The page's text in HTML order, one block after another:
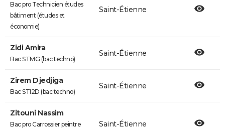
Bac pro Technicien études
bâtiment (études et
économie)
Saint-Étienne
Zidi Amira
Bac STMG (bac techno)
Saint-Étienne
Zirem Djedjiga
Bac STI2D (bac techno)
Saint-Étienne
Zitouni Nassim
Bac pro Carrossier peintre Saint-Étienne